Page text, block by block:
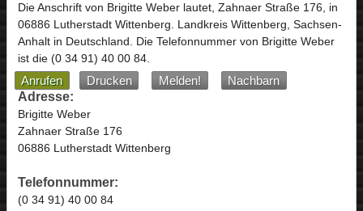
Die Anschrift von Brigitte Weberlautet, Zahnaer Straße 176, in
06886 Lutherstadt Wittenberg. Landkreis Wittenberg, Sachsen-
Anhaltin Deutschland. Die Telefonnummer von Brigitte Weber
ist die (0 34 91) 40 00 84.
Anrufen Drucken Melden!
Nachbarn
Adresse:
Brigitte Weber
Zahnaer Straße 176
06886 Lutherstadt Wittenberg
Telefonnummer:
(0 34 91) 40 00 84